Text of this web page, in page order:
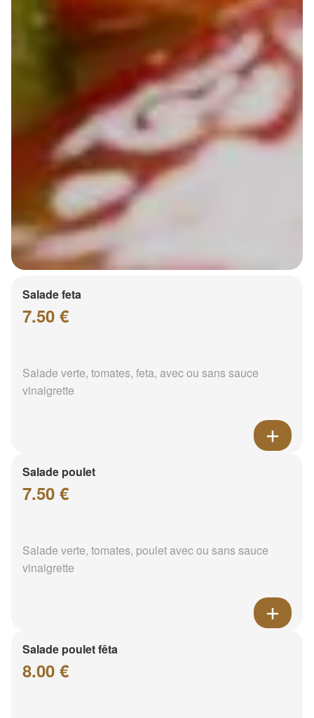
Salade feta
7.50 €
Salade verte, tomates, feta, avec ou sans sauce
vinaigrette
Salade poulet
7.50 €
Salade verte, tomates, poulet avec ou sans sauce
vinaigrette
Salade poulet fêta
8.00 €